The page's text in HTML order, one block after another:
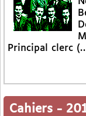
Principal clerc
Cahiers -